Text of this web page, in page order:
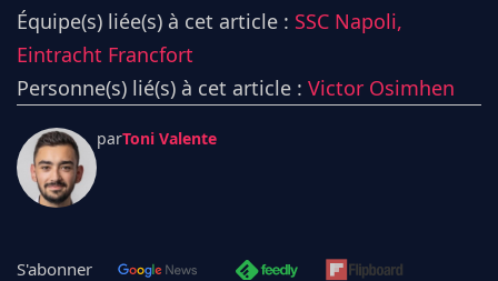
Équipe(s) liée(s) à cet article : SSC Napoli,
Eintracht Francfort
Personne(s) lié(s) à cet article : Victor Osimhen
parToni Valente
S'abonner